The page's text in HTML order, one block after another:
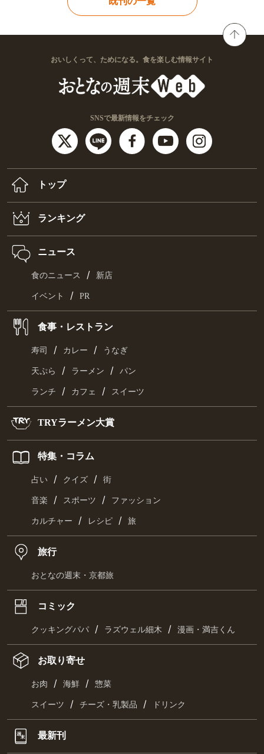
おいしくって、ためになる。食を楽しむ情報サイト
SNSで最新情報をチェック
トップ
ランキング
ニュース
食のニュース / 新店
イベント / PR
食事・レストラン
寿司 / カレー / うなぎ
天ぷら / ラーメン / パン
ランチ / カフェ / スイーツ
TRYラーメン大賞
特集・コラム
占い / クイズ / 街
音楽 / スポーツ / ファッション
カルチャー / レシピ / 旅
旅行
おとなの週末・京都旅
コミック
クッキングパパ / ラズウェル細木 / 漫画・満吉くん
お取り寄せ
お肉 / 海鮮 / 惣菜
スイーツ / チーズ・乳製品 / ドリンク
最新刊